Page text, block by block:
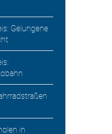
Gelungene
in